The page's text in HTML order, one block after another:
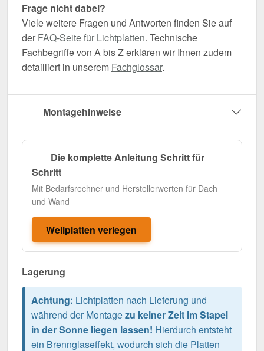
Frage nicht dabei?
Viele weitere Fragen und Antworten finden Sie auf
der FAQ-Seite für Lichtplatten. Technische
Fachbegriffe von A bis Z erklären wir Ihnen zudem
detailliert in unserem Fachglossar.
Montagehinweise
Die komplette Anleitung Schritt für
Schritt
Mit Bedarfsrechner und Herstellerwerten für Dach
und Wand
Wellplatten verlegen
Lagerung
Achtung: Lichtplatten nach Lieferung und
während der Montagezu keiner Zeit im Stapel
in der Sonne liegen lassen! Hierdurch entsteht
ein Brennglaseffekt, wodurch sich die Platten